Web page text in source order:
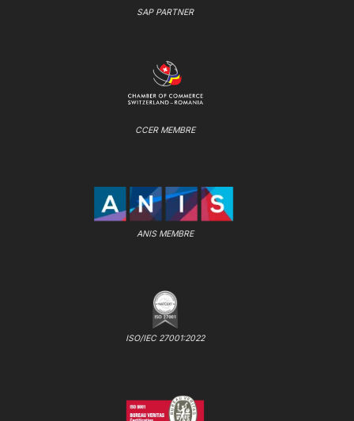
SAP PARTNER
CCER MEMBRE
ANIS MEMBRE
ISO/IEC 27001:2022